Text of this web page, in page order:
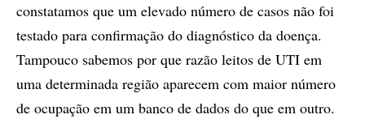
constatamos que um elevado número de casos não foi
testado para confirmação do diagnóstico da doença.
Tampouco sabemos por que razão leitos de UTI em
uma determinada região aparecem com maior número
de ocupação em um banco de dados do que em outro.